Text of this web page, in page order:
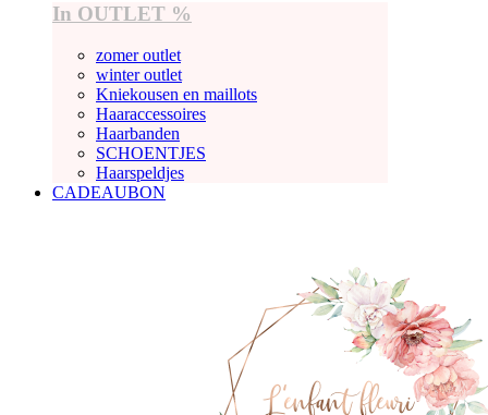
In OUTLET %
zomer outlet
winter outlet
Kniekousen en maillots
Haaraccessoires
Haarbanden
SCHOENTJES
Haarspeldjes
CADEAUBON